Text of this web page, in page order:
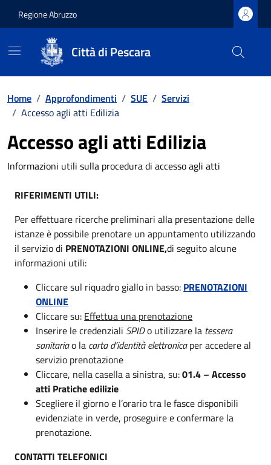
Regione Abruzzo
Città di Pescara
Home / Approfondimenti / SUE / Servizi
/ Accesso agli atti Edilizia
Accesso agli atti Edilizia
Informazioni utili sulla procedura di accesso agli atti
RIFERIMENTI UTILI:
Per effettuare ricerche preliminari alla presentazione delle
istanze è possibile prenotare un appuntamento utilizzando
il servizio di PRENOTAZIONI ONLINE,di seguito alcune
informazioni utili:
Cliccare sul riquadro giallo in basso: PRENOTAZIONI
ONLINE
Cliccare su: Effettua una prenotazione
Inserire le credenziali SPIDo utilizzare la tessera
sanitariao la carta d’identità elettronicaper accedere al
servizio prenotazione
Cliccare, nella casella a sinistra, su:01.4 – Accesso
atti Pratiche edilizie
Scegliere il giorno e l’orario tra le fasce disponibili
evidenziate in verde, proseguire e confermare la
prenotazione.
CONTATTI TELEFONICI